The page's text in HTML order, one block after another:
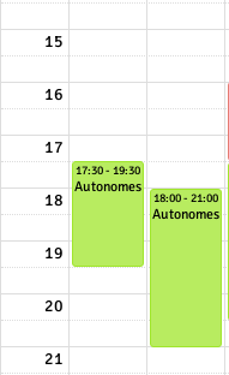
15
16
17
18
19
20
21
17:30 - 19:30
Autonomes
18:00 - 21:00
Autonomes